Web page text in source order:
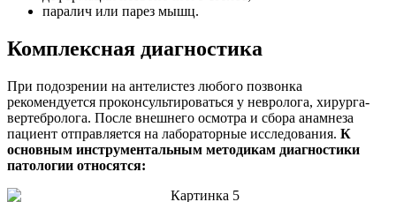
паралич или парез мышц.
Комплексная диагностика
При подозрении на антелистез любого позвонка
рекомендуется проконсультироваться у невролога, хирурга-
вертебролога. После внешнего осмотра и сбора анамнеза
пациент отправляется на лабораторные исследования. К
основным инструментальным методикам диагностики
патологии относятся: